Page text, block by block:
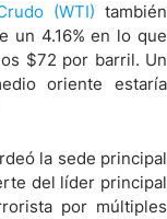
(WTI) también
un 4.16% en lo que
$72 por barril. Un
oriente estaría
la sede principal
del líder principal
por múltiples